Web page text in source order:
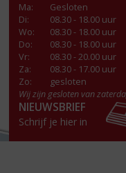
Ma:
Gesloten
Di:
08.30 - 18.00 uur
Wo:
08.30 - 18.00 uur
Do:
08.30 - 18.00 uur
Vr:
08.30 - 20.00 uur
Za:
08.30 - 17.00 uur
Zo:
gesloten
Wij zijn gesloten van
NIEUWSBRIEF
Schrijf je hier in